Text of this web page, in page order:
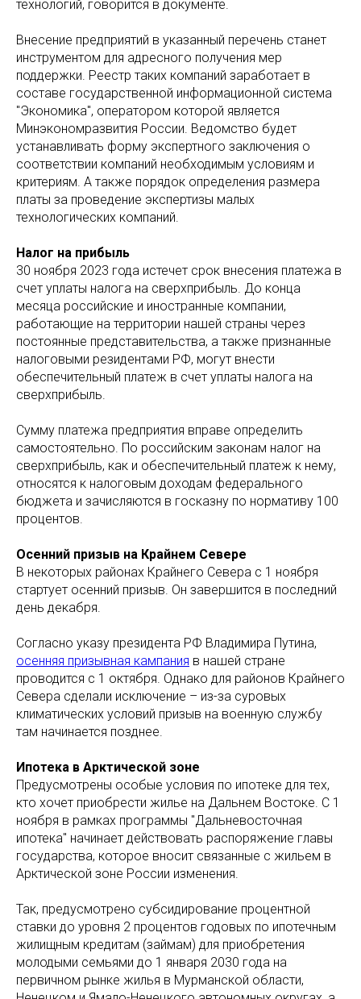
технологий, говорится в документе.
Внесение предприятий в указанный перечень станет
инструментом для адресного получения мер
поддержки. Реестр таких компаний заработает в
составе государственной информационной система
"Экономика", оператором которой является
Минэкономразвития России. Ведомство будет
устанавливать форму экспертного заключения о
соответствии компаний необходимым условиям и
критериям. А также порядок определения размера
платы за проведение экспертизы малых
технологических компаний.
Налог на прибыль
30 ноября 2023 года истечет срок внесения платежа в
счет уплаты налога на сверхприбыль. До конца
месяца российские и иностранные компании,
работающие на территории нашей страны через
постоянные представительства, а также признанные
налоговыми резидентами РФ, могут внести
обеспечительный платеж в счет уплаты налога на
сверхприбыль.
Сумму платежа предприятия вправе определить
самостоятельно. По российским законам налог на
сверхприбыль, как и обеспечительный платеж к нему,
относятся к налоговым доходам федерального
бюджета и зачисляются в госказну по нормативу 100
процентов.
Осенний призыв на Крайнем Севере
В некоторых районах Крайнего Севера с 1 ноября
стартует осенний призыв. Он завершится в последний
день декабря.
Согласно указу президента РФ Владимира Путина,
осенняя призывная кампания в нашей стране
проводится с 1 октября. Однако для районов Крайнего
Севера сделали исключение – из-за суровых
климатических условий призыв на военную службу
там начинается позднее.
Ипотека в Арктической зоне
Предусмотрены особые условия по ипотеке для тех,
кто хочет приобрести жилье на Дальнем Востоке. С 1
ноября в рамках программы "Дальневосточная
ипотека" начинает действовать распоряжение главы
государства, которое вносит связанные с жильем в
Арктической зоне России изменения.
Так, предусмотрено субсидирование процентной
ставки до уровня 2 процентов годовых по ипотечным
жилищным кредитам (займам) для приобретения
молодыми семьями до 1 января 2030 года на
первичном рынке жилья в Мурманской области,